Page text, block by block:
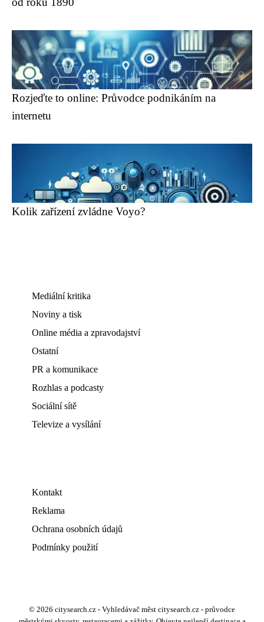
Rozjeďte to online: Průvodce podnikáním na
internetu
Kolik zařízení zvládne Voyo?
Mediální kritika
Noviny a tisk
Online média a zpravodajství
Ostatní
PR a komunikace
Rozhlas a podcasty
Sociální sítě
Televize a vysílání
Kontakt
Reklama
Ochrana osobních údajů
Podmínky použití
© 2026 citysearch.cz - Vyhledávač měst citysearch.cz - průvodce